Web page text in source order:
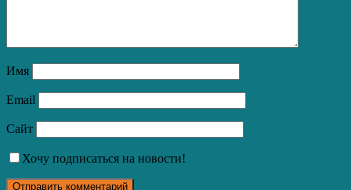
Имя
Email
Сайт
Хочу подписаться на новости!